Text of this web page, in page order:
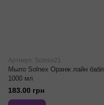
Артикул: Solnex21
Мыло Solnex Оранж лайн бабл
1000 мл
183.00 грн